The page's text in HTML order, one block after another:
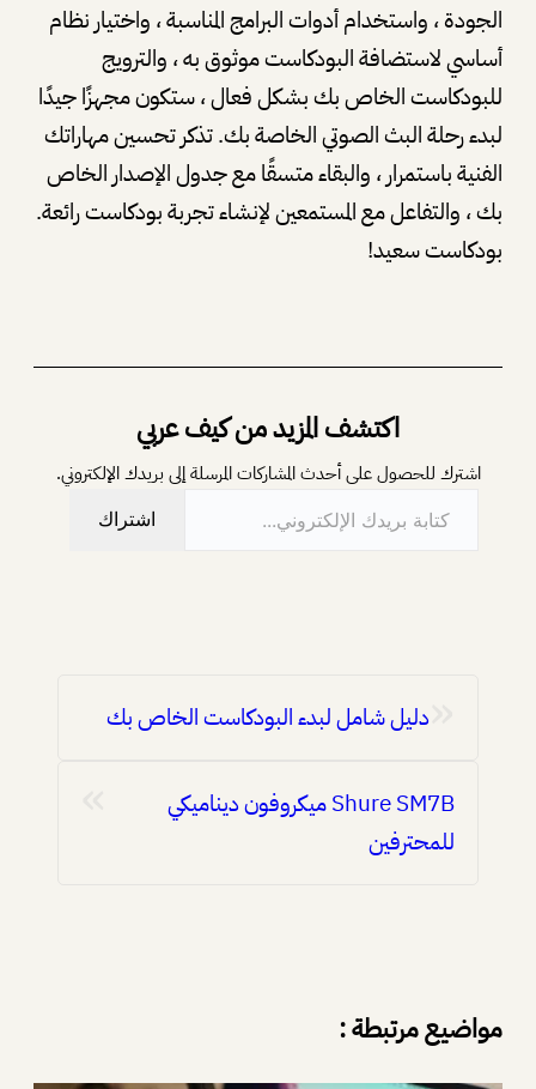
الجودة ، واستخدام أدوات البرامج المناسبة ، واختيار نظام
أساسي لاستضافة البودكاست موثوق به ، والترويج
للبودكاست الخاص بك بشكل فعال ، ستكون مجهزًا جيدًا
لبدء رحلة البث الصوتي الخاصة بك. تذكر تحسين مهاراتك
الفنية باستمرار ، والبقاء متسقًا مع جدول الإصدار الخاص
بك ، والتفاعل مع المستمعين لإنشاء تجربة بودكاست رائعة.
بودكاست سعيد!
اكتشف المزيد من كيف عربي
اشترك للحصول على أحدث المشاركات المرسلة إلى بريدك الإلكتروني.
كتابة بريدك الإلكتروني…
اشتراك
دليل شامل لبدء البودكاست الخاص بك
Shure SM7B ميكروفون ديناميكي
للمحترفين
مواضيع مرتبطة :